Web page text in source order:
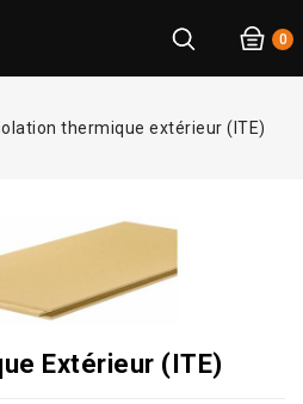
0
thermique extérieur (ITE)
Extérieur (ITE)